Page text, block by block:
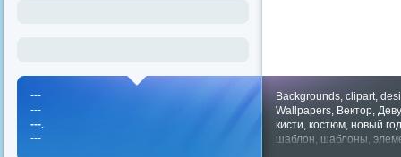
Backgrounds, clipart,
Wallpapers, Вектор,
кисти, костюм, новый год
шаблон, шаблоны,
---
---
---.
---